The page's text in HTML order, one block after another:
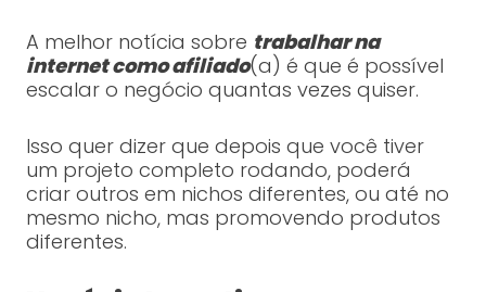
A melhor notícia sobre trabalhar na
internet como afiliado(a) é que é possível
escalar o negócio quantas vezes quiser.
Isso quer dizer que depois que você tiver
um projeto completo rodando, poderá
criar outros em nichos diferentes, ou até no
mesmo nicho, mas promovendo produtos
diferentes.